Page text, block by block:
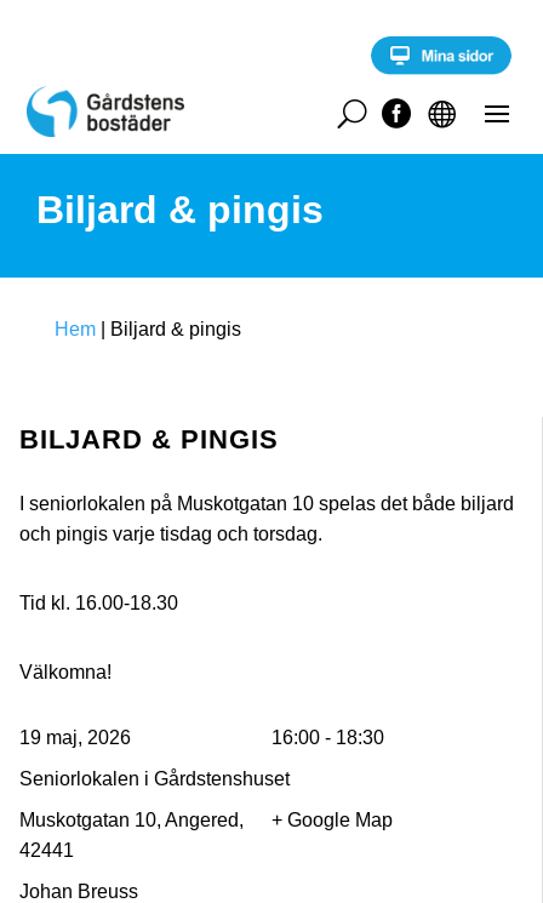
c
n


U
Biljard & pingis
Hem Biljard & pingis
BILJARD & PINGIS
I seniorlokalen på Muskotgatan 10 spelas det både biljard
och pingis varje tisdag och torsdag.
Tid kl. 16.00-18.30
Välkomna!
19 maj, 2026
16:00 - 18:30
Seniorlokalen i Gårdstenshuset
Muskotgatan 10, Angered,
42441
+ Google Map
Johan Breuss